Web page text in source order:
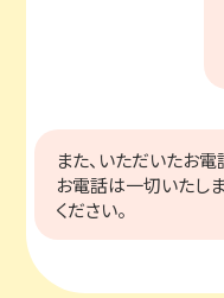
また、いただいたお
お電話は一切いたし
ください。